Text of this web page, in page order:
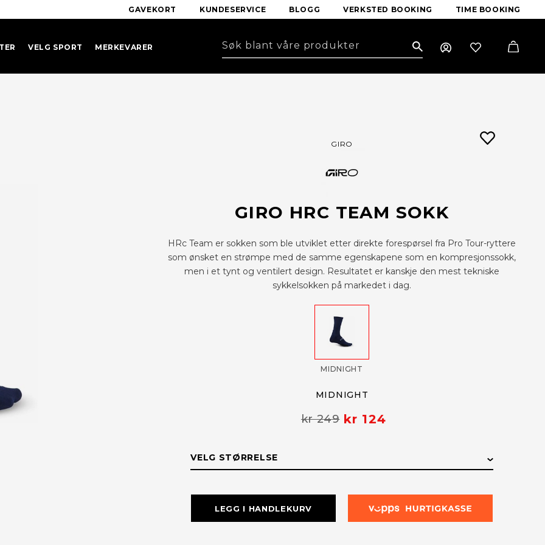
GAVEKORT KUNDESERVICE BLOGG VERKSTED BOOKING TIME BOOKING
VELG SPORT MERKEVARER Search
GIRO
GIRO HRC TEAM SOKK
HRc Team er sokken som ble utviklet etter direkte forespørsel fra Pro Tour-ryttere
som ønsket en strømpe med de samme egenskapene som en kompresjonssokk,
men i et tynt og ventilert design. Resultatet er kanskje den mest tekniske
sykkelsokken på markedet i dag.
MIDNIGHT
MIDNIGHT
kr 249 kr 124
VELG STØRRELSE
STØRRELSE LAGERSTATUS
LEGG I HANDLEKURV